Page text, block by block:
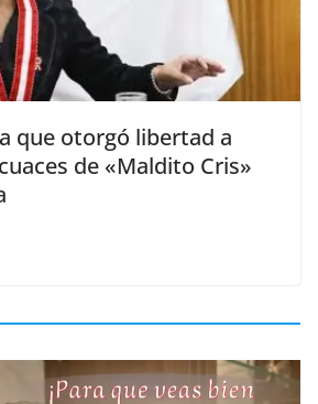
que otorgó libertad a
de «Maldito Cris»